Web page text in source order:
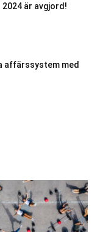
2024 är avgjord!
affärssystem med